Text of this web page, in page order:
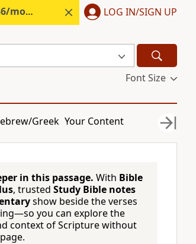
Start free. LOG IN/SIGN UP
Font Size
Greek Your Content
in this passage. With Bible
, trusted Study Bible notes
show beside the verses
you can explore the
context of Scripture without